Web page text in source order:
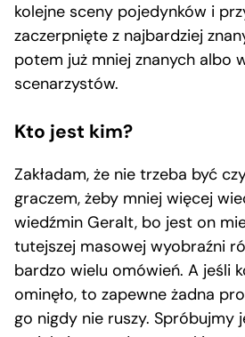
kolejne sceny pojedynków i
zaczerpnięte z najbardziej
potem już mniej znanych albo
scenarzystów.
Kto jest kim?
Zakładam, że nie trzeba być
graczem, żeby mniej więcej
wiedźmin Geralt, bo jest on
tutejszej masowej wyobraźni
bardzo wielu omówień. A jeśli
ominęło, to zapewne żadna
go nigdy nie ruszy. Spróbujmy